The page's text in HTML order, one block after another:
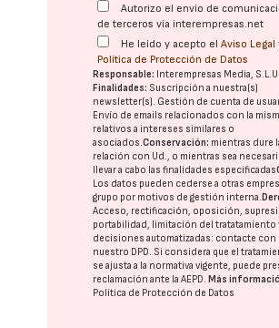
Autorizo el envío de
de terceros vía interempresas.net
He leído y acepto elAviso Legal
Política de Protección de Datos
Responsable: Interempresas Media, S.L.U.
Finalidades: Suscripción a nuestra(s)
newsletter(s). Gestión de cuenta de
Envío de emails relacionados con la
relativos a intereses similares o
asociados.Conservación: mientras dure
relación con Ud., o mientras sea
llevar a cabo las finalidades especificadas
Los datos pueden cederse a otras
grupo por motivos de gestión interna.
Acceso, rectificación, oposición,
portabilidad, limitación del tratatamiento
decisiones automatizadas: contacte con
nuestro DPD. Si considera que el
se ajusta a la normativa vigente, puede
reclamación ante laAEPD.Más
Política de Protección de Datos